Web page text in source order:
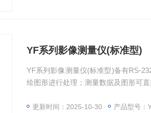
YF系列影像测量仪(标准型)
YF系列影像测量仪(标准型)备有RS-
绘图形进行处理；测量数据及图形可
更新时间：2025-10-30 产品型号：